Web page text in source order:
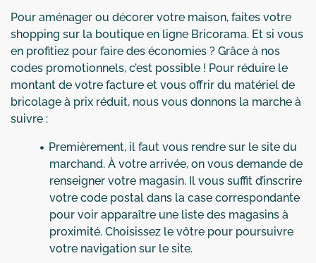
Pour aménager ou décorer votre maison, faites votre
shopping sur la boutique en ligne Bricorama. Et si vous
en profitiez pour faire des économies ? Grâce à nos
codes promotionnels, c’est possible ! Pour réduire le
montant de votre facture et vous offrir du matériel de
bricolage à prix réduit, nous vous donnons la marche à
suivre :
Premièrement, il faut vous rendre sur le site du
marchand. À votre arrivée, on vous demande de
renseigner votre magasin. Il vous suffit d’inscrire
votre code postal dans la case correspondante
pour voir apparaître une liste des magasins à
proximité. Choisissez le vôtre pour poursuivre
votre navigation sur le site.